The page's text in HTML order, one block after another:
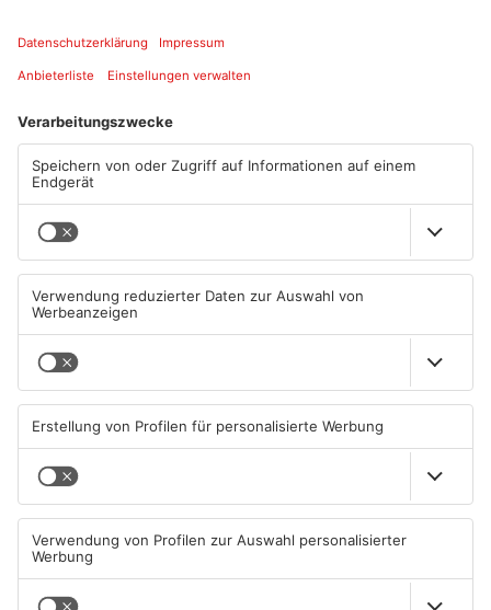
Miltenberg: Alkoholisierter
Rentner überschlägt sich bei
Autounfall
04.08.2026, 13:30 UHR IN KREIS
MILTENBERG
Gemeindewaldes soll erfasst
werden
04.08.2026, 06:33 UHR IN KREIS
Straße bei Windischbuchen